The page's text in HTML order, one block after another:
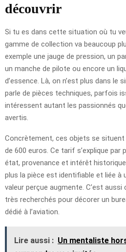
découvrir
Si tu es dans cette situation où tu
gamme de collection va beaucoup
exemple une jauge de pression, un
un manche de pilote ou encore un
d’essence. Là, on n’est plus dans le
parle de pièces techniques, parfois
intéressent autant les passionnés
avertis.
Concrètement, ces objets se
de 600 euros. Ce tarif s’explique par
état, provenance et intérêt
plus la pièce est identifiable et liée à
valeur perçue augmente. C’est
très recherchés pour décorer un
dédié à l’aviation.
Lire aussi : Un mentaliste